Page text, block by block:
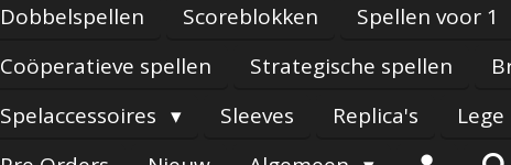
Dobbelspellen
Scoreblokken Spellen voor 1
Coöperatieve spellen
Strategische spellen
Spelaccessoires
Sleeves Replica's